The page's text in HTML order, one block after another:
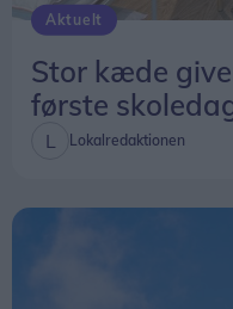
Aktuelt
Stor kæde
første
Lokalredaktionen